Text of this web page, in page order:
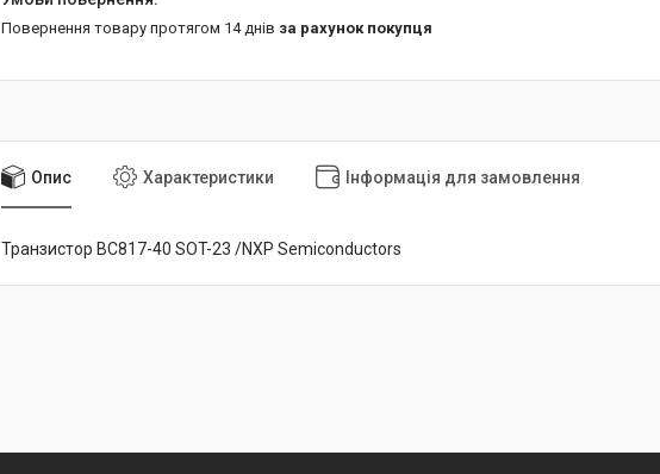
повернення товару протягом 14 днів за рахунок покупця
Опис Характеристики Інформація для замовлення
Транзистор BC817-40 SOT-23 /NXP Semiconductors